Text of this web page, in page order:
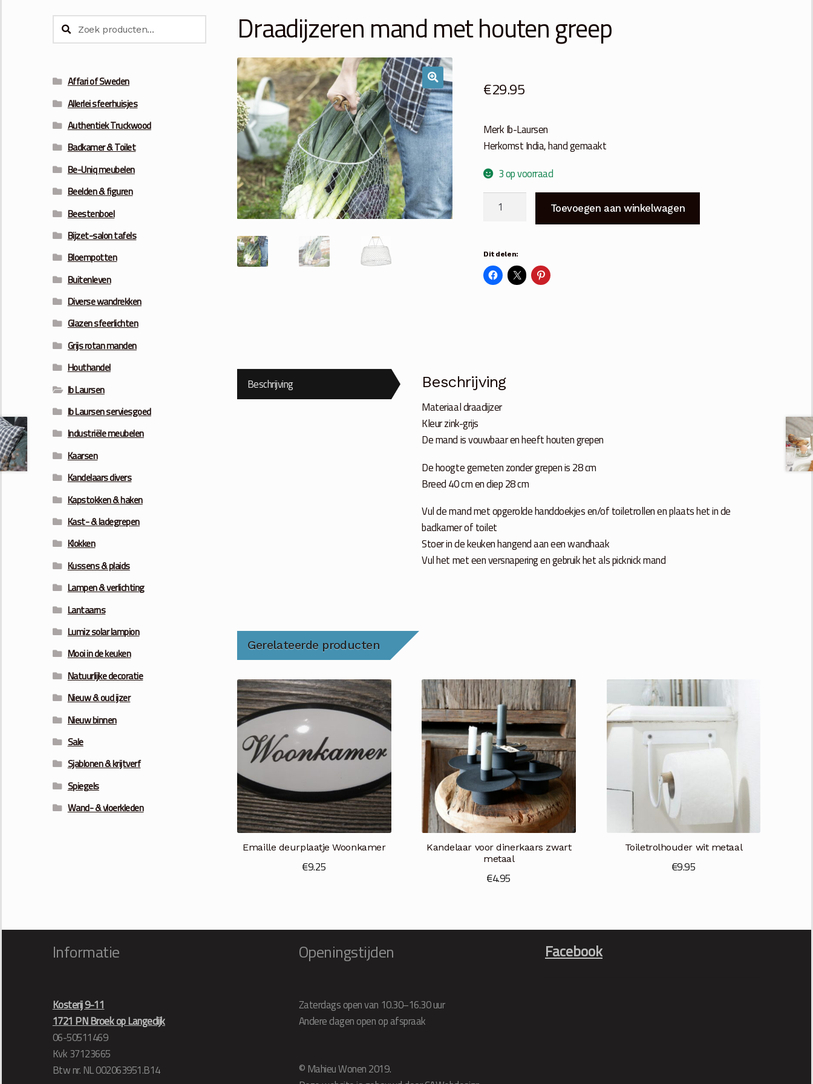
Draadijzeren mand met houten greep
€29.95
Merk Ib-Laursen
Herkomst India, hand gemaakt
3 op voorraad
Draadijzeren
houten
greep
aantal
Toevoegen aan winkelwagen
Dit delen:
Beschrijving Beschrijving
Materiaal draadijzer
Kleur zink-grijs
De mand is vouwbaar en heeft houten grepen
De hoogte gemeten zonder grepen is 28 cm
Breed 40 cm en diep 28 cm
Vul de mand met opgerolde handdoekjes en/of toiletrollen en plaats het in de
badkamer of toilet
Stoer in de keuken hangend aan een wandhaak
Vul het met een versnapering en gebruik het als picknick mand
Gerelateerde producten
Emaille deurplaatje Woonkamer
€9.25
Kandelaar voor dinerkaars zwart
metaal
€4.95
Toiletrolhouder wit metaal
€9.95
Zoeken
naar:Zoeken
Affari of Sweden
Allerlei sfeerhuisjes
Authentiek Truckwood
Badkamer & Toilet
Be-Uniq meubelen
Beelden & figuren
Beestenboel
Bijzet-salon tafels
Bloempotten
Buitenleven
Diverse wandrekken
Glazen sfeerlichten
Grijs rotan manden
Houthandel
Ib Laursen
Ib Laursen serviesgoed
Industriële meubelen
Kaarsen
Kandelaars divers
Kapstokken & haken
Kast- & ladegrepen
Klokken
Kussens & plaids
Lampen & verlichting
Lantaarns
Lumiz solar lampion
Mooi in de keuken
Natuurlijke decoratie
Nieuw & oud ijzer
Nieuw binnen
Sale
Sjablonen & krijtverf
Spiegels
Wand- & vloerkleden
Informatie
Kosterij 9-11
1721 PN Broek op Langedijk
06-50511469
Kvk 37123665
Btw nr. NL 002063951.B14
Openingstijden
Zaterdags open van 10.30–16.30 uur
Andere dagen open op afspraak
© Mahieu Wonen 2019.
Facebook